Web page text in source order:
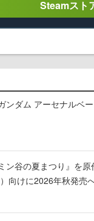
Steamスト
ンダム アーセナルベ
ン谷の夏まつり』を原
向けに2026年秋発売